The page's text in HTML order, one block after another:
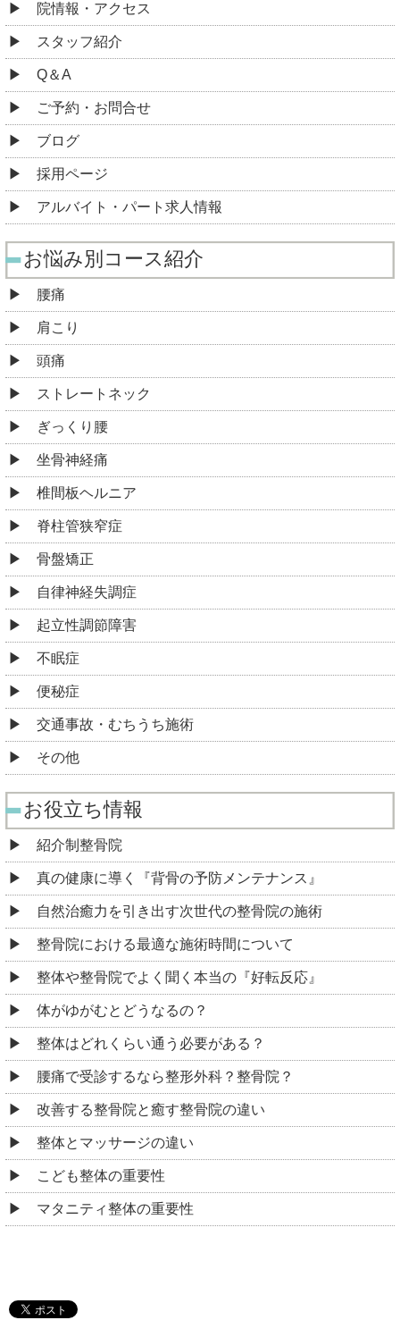
院情報・アクセス
スタッフ紹介
Q＆A
ご予約・お問合せ
ブログ
採用ページ
アルバイト・パート求人情報
お悩み別コース紹介
腰痛
肩こり
頭痛
ストレートネック
ぎっくり腰
坐骨神経痛
椎間板ヘルニア
脊柱管狭窄症
骨盤矯正
自律神経失調症
起立性調節障害
不眠症
便秘症
交通事故・むちうち施術
その他
お役立ち情報
紹介制整骨院
真の健康に導く『背骨の予防メンテナンス』
自然治癒力を引き出す次世代の整骨院の施術
整骨院における最適な施術時間について
整体や整骨院でよく聞く本当の『好転反応』
体がゆがむとどうなるの？
整体はどれくらい通う必要がある？
腰痛で受診するなら整形外科？整骨院？
改善する整骨院と癒す整骨院の違い
整体とマッサージの違い
こども整体の重要性
マタニティ整体の重要性